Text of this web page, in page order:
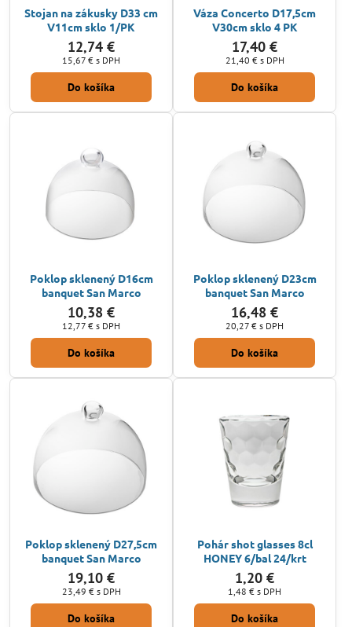
Stojan na zákusky D33 cm
V11cm sklo 1/PK
12,74 €
15,67 € s DPH
Do košíka
Váza Concerto D17,5cm
V30cm sklo 4 PK
17,40 €
21,40 € s DPH
Do košíka
Poklop sklenený D16cm
banquet San Marco
10,38 €
12,77 € s DPH
Do košíka
Poklop sklenený D23cm
banquet San Marco
16,48 €
20,27 € s DPH
Do košíka
Poklop sklenený D27,5cm
banquet San Marco
19,10 €
23,49 € s DPH
Do košíka
Pohár shot glasses 8cl
HONEY 6/bal 24/krt
1,20 €
1,48 € s DPH
Do košíka